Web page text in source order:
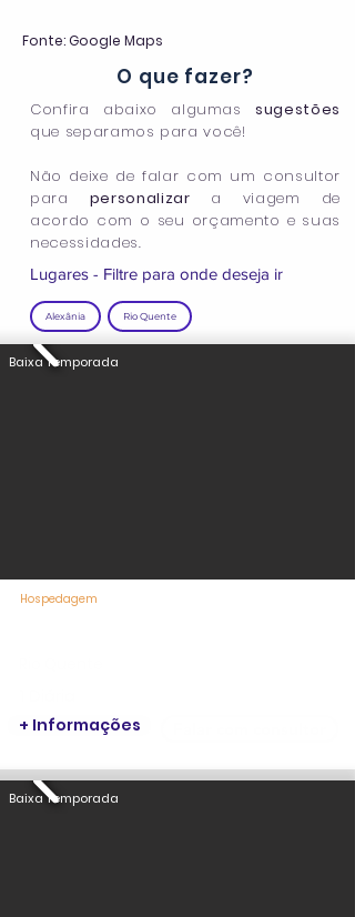
Fonte: Google Maps
O que fazer?
Confira abaixo algumassugestões
que separamos para você!
Não deixe de falar com um consultor
para personalizar a viagem de
acordo com o seu orçamento e suas
necessidades.
Lugares - Filtre para onde deseja ir
Alexânia Rio Quente
Baixa Temporada
Hospedagem
+ Informações
Baixa Temporada